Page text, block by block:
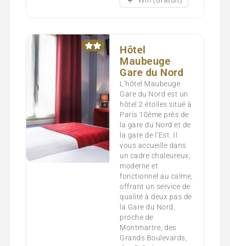
Hôtel
Maubeuge
Gare du Nord
L’hôtel Maubeuge
Gare du Nord est un
hôtel 2 étoiles situé à
Paris 10ème près de
la gare du Nord et de
la gare de l’Est. Il
vous accueille dans
un cadre chaleureux,
moderne et
fonctionnel au calme,
offrant un service de
qualité à deux pas de
la Gare du Nord,
proche de
Montmartre, des
Grands Boulevards,